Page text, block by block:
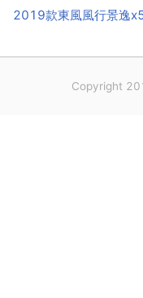
2019款東風風行景逸
Copyright